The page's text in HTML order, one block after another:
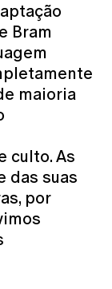
Bram
maioria
culto. As
das suas
por